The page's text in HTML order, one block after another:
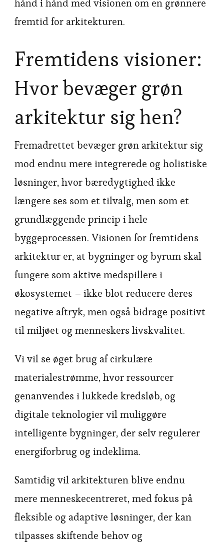
hånd i hånd med visionen om en grønnere
fremtid for arkitekturen.
Fremtidens visioner:
Hvor bevæger grøn
arkitektur sig hen?
Fremadrettet bevæger grøn arkitektur sig
mod endnu mere integrerede og holistiske
løsninger, hvor bæredygtighed ikke
længere ses som et tilvalg, men som et
grundlæggende princip i hele
byggeprocessen. Visionen for fremtidens
arkitektur er, at bygninger og byrum skal
fungere som aktive medspillere i
økosystemet – ikke blot reducere deres
negative aftryk, men også bidrage positivt
til miljøet og menneskers livskvalitet.
Vi vil se øget brug af cirkulære
materialestrømme, hvor ressourcer
genanvendes i lukkede kredsløb, og
digitale teknologier vil muliggøre
intelligente bygninger, der selv regulerer
energiforbrug og indeklima.
Samtidig vil arkitekturen blive endnu
mere menneskecentreret, med fokus på
fleksible og adaptive løsninger, der kan
tilpasses skiftende behov og